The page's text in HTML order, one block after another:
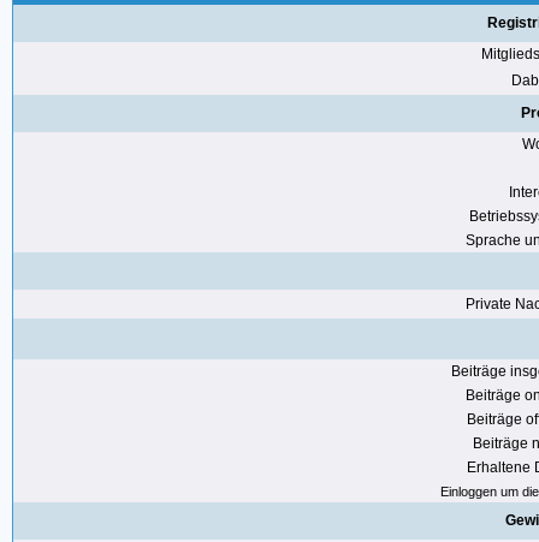
Sprache
Private
Beiträge
Beiträge
Beiträge
Beiträge
Erhaltene
Einloggen um